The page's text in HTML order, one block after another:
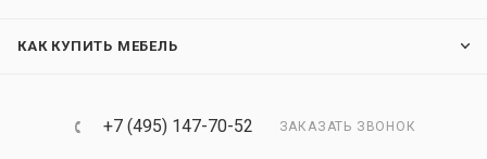
КАК КУПИТЬ МЕБЕЛЬ
+7 (495) 147-70-52 ЗАКАЗАТЬ ЗВОНОК